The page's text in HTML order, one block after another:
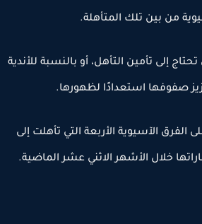
من بين تلك المتأهلة.
تحتاج إلى تأمين التأهل، أو بالنسبة للأندية
صفوفها استعدادًا لظهورها.
الفرق الآسيوية الأربعة التي تأهلت إلى
خلال الأشهر الاثني عشر الماضية.